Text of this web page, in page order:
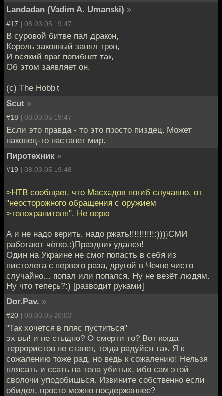
Landadan (Vadim A. Umanski) »
#17 | 08.03.05 19:47
В суровой битве пал дракон,
Король законный занял трон,
И всякий враг погибнет так,
Об этом заявляет он.
(c) The Hobbit
Scut »
#18 | 08.03.05 19:47
Если это правда - то это просто пиздец. Может
наконец-то настанет мир.
Пиротехник »
#19 | 08.03.05 19:48
>НТВ сообщает, что Масхадов погиб случаяно, от
"неосторожного обращения с оружием
>телохранителя". Не верю
А и не надо верить, надо ржать!!!!!!!!!!:))))СМИ
работают чётко.:)Праздник удался!
Один на Украине не смог попасть в себя из
пистолета с первого раза, другой в Чечне чисто
случайно... попал или попался. Ну не везёт людям.
Ну что теперь?:) [разводит руками]
Dor.Pav. »
#20 | 08.03.05 20:03
"Так хочется в пляс пуститься"
эх вы! и не стыдно? О смерти то? Вот когда
террористов не станет, тогда радуйся так. Я к
сожалению тоже рад, но ведь к сожалению! Нельзя
плясать и ссать на тела убитых, ибо сам этой
сволочи уподобишься. Извините собственно если
обидел, просто можно посдержаннее?